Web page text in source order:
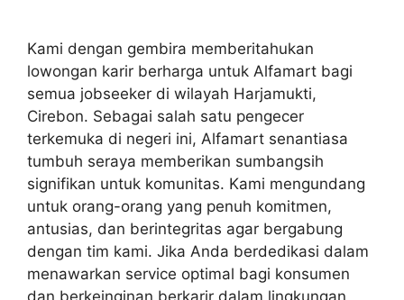
Kami dengan gembira memberitahukan
lowongan karir berharga untuk Alfamart bagi
semua jobseeker di wilayah Harjamukti,
Cirebon. Sebagai salah satu pengecer
terkemuka di negeri ini, Alfamart senantiasa
tumbuh seraya memberikan sumbangsih
signifikan untuk komunitas. Kami mengundang
untuk orang-orang yang penuh komitmen,
antusias, dan berintegritas agar bergabung
dengan tim kami. Jika Anda berdedikasi dalam
menawarkan service optimal bagi konsumen
dan berkeinginan berkarir dalam lingkungan